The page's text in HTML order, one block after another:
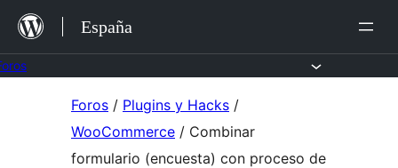
Saltar
contenido
España
Foros / Plugins y Hacks /
WooCommerce / Combinar
formulario (encuesta) con proceso de